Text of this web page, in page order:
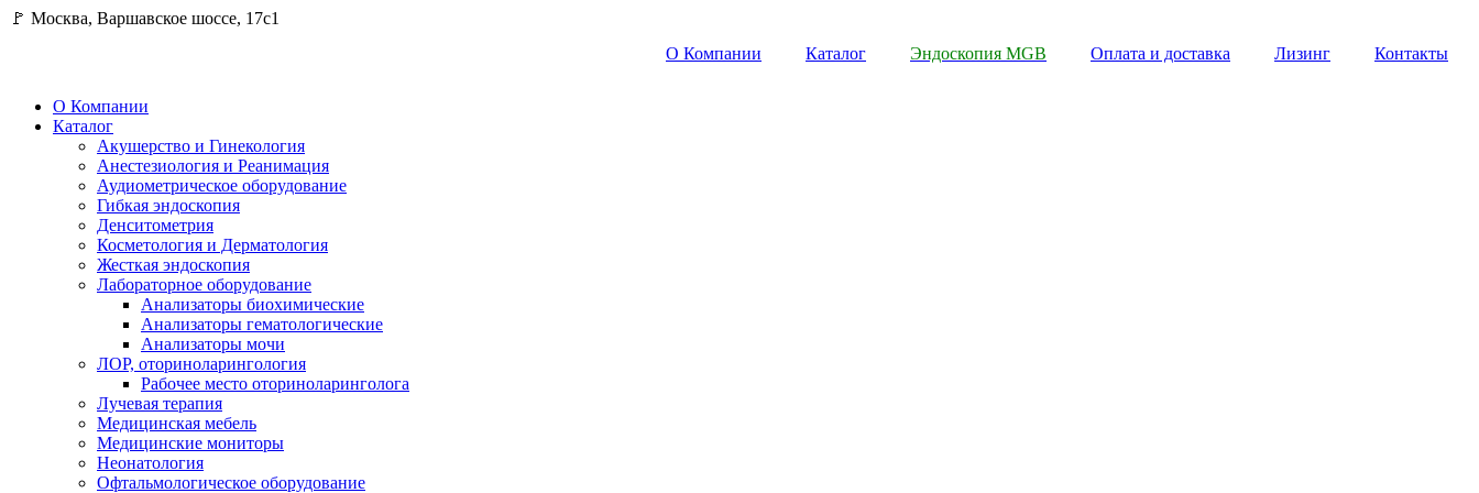
🚩 Москва, Варшавское шоссе, 17с1
О Компании
Каталог Эндоскопия MGB Оплата и доставка Лизинг Контакты
О Компании
Каталог
Акушерство и Гинекология
Анестезиология и Реанимация
Аудиометрическое оборудование
Гибкая эндоскопия
Денситометрия
Косметология и Дерматология
Жесткая эндоскопия
Лабораторное оборудование
Анализаторы биохимические
Анализаторы гематологические
Анализаторы мочи
ЛОР, оториноларингология
Рабочее место оториноларинголога
Лучевая терапия
Медицинская мебель
Медицинские мониторы
Неонатология
Офтальмологическое оборудование